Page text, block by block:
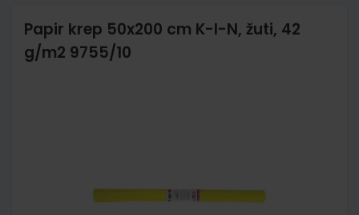
Papir krep 50x200 cm K-I-N, žuti, 42
g/m2 9755/10